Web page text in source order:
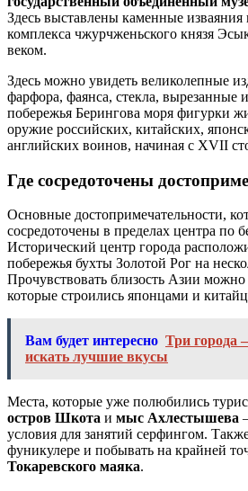
Здесь выставлены каменные изваяния
комплекса чжурчженьского князя
веком.
Здесь можно увидеть великолепные
фарфора, фаянса, стекла, вырезанные
побережья Берингова моря фигурки
оружие российских, китайских,
английских воинов, начиная с XVII
Где сосредоточены
Основные достопримечательности,
сосредоточены в пределах центра по
Исторический центр города
побережья бухты Золотой Рог на
Прочувствовать близость Азии можно
которые строились японцами и
Вам будет интересно Три города
искать лучшие вкусы
Места, которые уже полюбились
остров Шкота и мыс Ахлестышева
условия для занятий серфингом.
фуникулере и побывать на крайней
Токаревского маяка.